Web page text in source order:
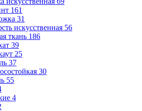
161
31
искусственная 56
ткань 186
39
25
37
30
55
4